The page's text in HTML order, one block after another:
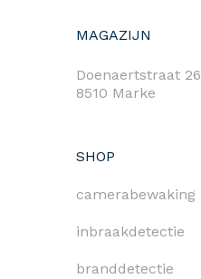
MAGAZIJN
Doenaertstraat 26
8510 Marke
SHOP
camerabewaking
inbraakdetectie
branddetectie